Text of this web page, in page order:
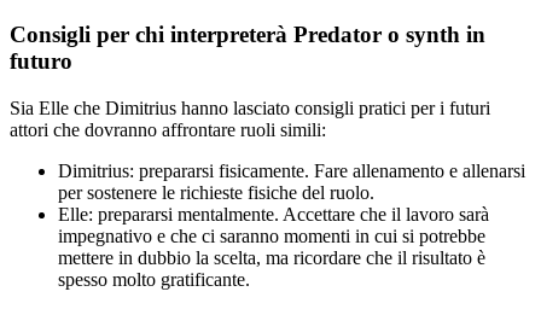
Consigli per chi interpreterà Predator o synth in
futuro
Sia Elle che Dimitrius hanno lasciato consigli pratici per i futuri
attori che dovranno affrontare ruoli simili:
Dimitrius: prepararsi fisicamente. Fare allenamento e allenarsi
per sostenere le richieste fisiche del ruolo.
Elle: prepararsi mentalmente. Accettare che il lavoro sarà
impegnativo e che ci saranno momenti in cui si potrebbe
mettere in dubbio la scelta, ma ricordare che il risultato è
spesso molto gratificante.